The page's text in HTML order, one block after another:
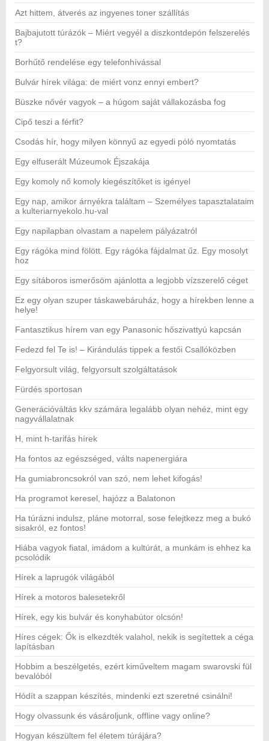
Azt hittem, átverés az ingyenes toner szállítás
Bajbajutott túrázók – Miért vegyél a diszkontdepón felszerelés
t?
Borhűtő rendelése egy telefonhívással
Bulvár hírek világa: de miért vonz ennyi embert?
Büszke nővér vagyok – a húgom saját vállakozásba fog
Cipő teszi a férfit?
Csodás hír, hogy milyen könnyű az egyedi póló nyomtatás
Egy elfuserált Múzeumok Éjszakája
Egy komoly nő komoly kiegészítőket is igényel
Egy nap, amikor árnyékra találtam – Személyes tapasztalataim
a kulteriarnyekolo.hu-val
Egy napilapban olvastam a napelem pályázatról
Egy rágóka mind fölött. Egy rágóka fájdalmat űz. Egy mosolyt
hoz
Egy sítáboros ismerősöm ajánlotta a legjobb vízszerelő céget
Ez egy olyan szuper táskawebáruház, hogy a hírekben lenne a
helye!
Fantasztikus hírem van egy Panasonic hőszivattyú kapcsán
Fedezd fel Te is! – Kirándulás tippek a festői Csallóközben
Felgyorsult világ, felgyorsult szolgáltatások
Fürdés sportosan
Generációváltás kkv számára legalább olyan nehéz, mint egy
nagyvállalatnak
H, mint h-tarifás hírek
Ha fontos az egészséged, válts napenergiára
Ha gumiabroncsokról van szó, nem lehet kifogás!
Ha programot keresel, hajózz a Balatonon
Ha túrázni indulsz, pláne motorral, sose felejtkezz meg a bukó
sisakról, ez fontos!
Hiába vagyok fiatal, imádom a kultúrát, a munkám is ehhez ka
pcsolódik
Hírek a laprugók világából
Hírek a motoros balesetekről
Hírek, egy kis bulvár és konyhabútor olcsón!
Híres cégek: Ők is elkezdték valahol, nekik is segítettek a céga
lapításban
Hobbim a beszélgetés, ezért kiműveltem magam swarovski fül
bevalóból
Hódít a szappan készítés, mindenki ezt szeretné csinálni!
Hogy olvassunk és vásároljunk, offline vagy online?
Hogyan készültem fel életem túrájára?